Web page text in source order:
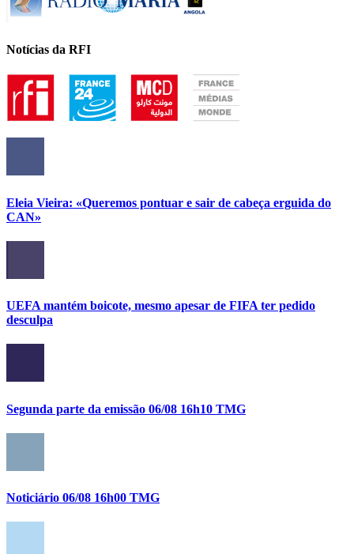
Notícias da RFI
Eleia Vieira: «Queremos pontuar e sair de cabeça erguida do
CAN»
UEFA mantém boicote, mesmo apesar de FIFA ter pedido
desculpa
Segunda parte da emissão 06/08 16h10 TMG
Noticiário 06/08 16h00 TMG